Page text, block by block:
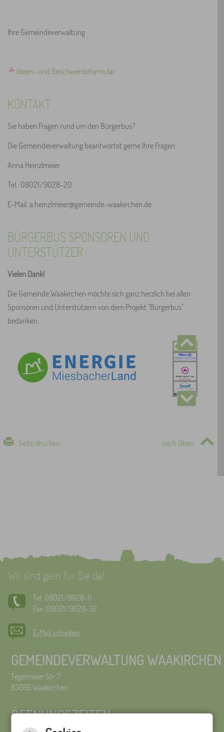
Ihre Gemeindeverwaltung
Ideen- und Beschwerdeformular
KONTAKT
Sie haben Fragen rund um den Bürgerbus?
Die Gemeindeverwaltung beantwortet gerne Ihre Fragen.
Anna Heinzlmeier
Tel.: 08021/9028-20
E-Mail: a.heinzlmeier@gemeinde-waakirchen.de
BÜRGERBUS SPONSOREN UND
UNTERSTÜTZER
Vielen Dank!
Die Gemeinde Waakirchen möchte sich ganz herzlich bei allen
Sponsoren und Unterstützern von dem Projekt "Bürgerbus"
bedanken.
Seite drucken nach Oben
Wir sind gern für Sie da!
Tel: 08021/9028-0
Fax: 08021/9028-32
E-Mail schreiben
GEMEINDEVERWALTUNG WAAKIRCHEN
Tegernseer Str. 7
83666 Waakirchen
ÖFFNUNGSZEITEN